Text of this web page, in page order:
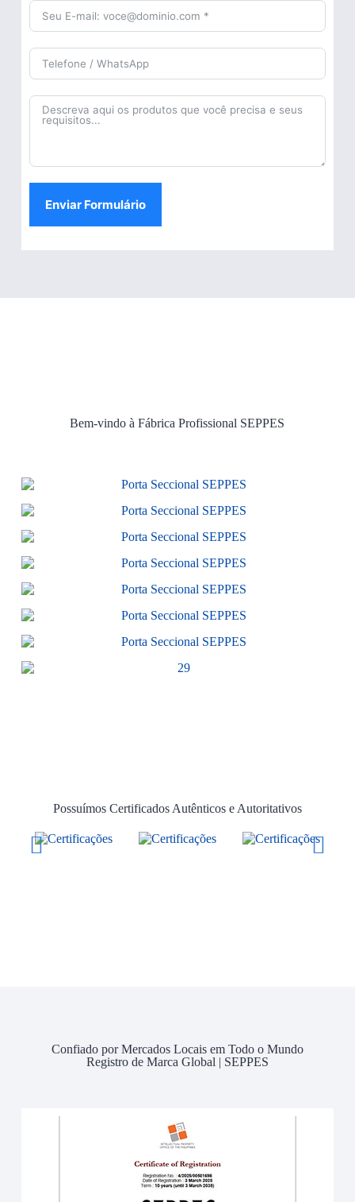
Enviar Formulário
Bem-vindo à Fábrica Profissional SEPPES
Possuímos Certificados Autênticos e Autoritativos
Confiado por Mercados Locais em Todo o Mundo
Registro de Marca Global | SEPPES